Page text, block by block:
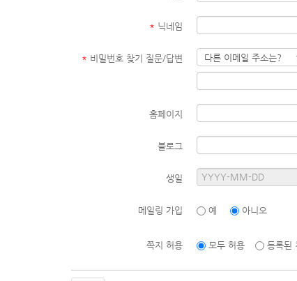
* 닉네임
* 비밀번호 찾기 질문/답변
홈페이지
블로그
생일
메일링 가입 예 아니오
쪽지 허용 모두 허용 등록된